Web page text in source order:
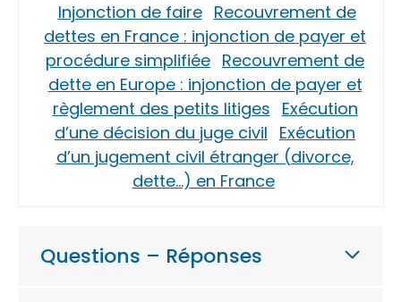
Injonction de faire Recouvrement de
dettes en France : injonction de payer et
procédure simplifiée Recouvrement de
dette en Europe : injonction de payer et
règlement des petits litiges Exécution
d’une décision du juge civil Exécution
d’un jugement civil étranger (divorce,
dette…) en France
Questions – Réponses